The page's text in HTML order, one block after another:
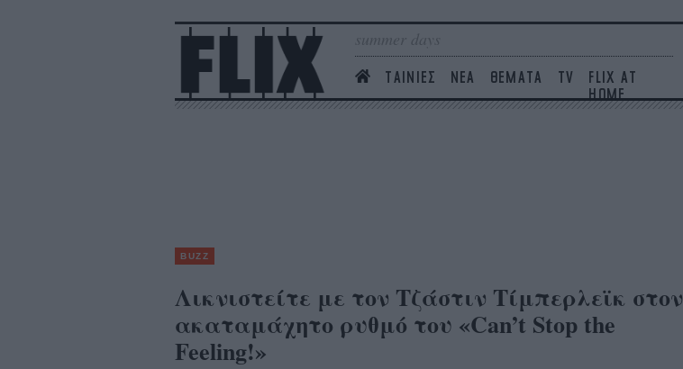
summer days
ΤΑΙΝΙΕΣ ΝΕΑ ΘΕΜΑΤΑ TV
FLIX AT
HOME
BUZZ
Λικνιστείτε με τον Τζάστιν Τίμπερλεϊκ στον
ακαταμάχητο ρυθμό του «Can’t Stop the
Feeling!»